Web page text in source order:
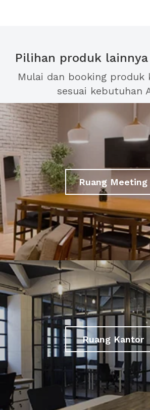
Pilihan produk lainnya
Mulai dan booking produk
sesuai kebutuhan
Ruang Meeting
Ruang Kantor